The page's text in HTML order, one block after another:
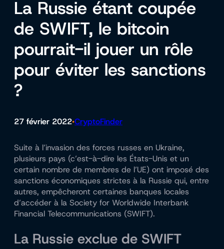
La Russie étant coupée
de SWIFT, le bitcoin
pourrait-il jouer un rôle
pour éviter les sanctions
?
27 février 2022•CryptoFinder
Suite à l’invasion des forces russes en Ukraine,
plusieurs pays (c’est-à-dire les États-Unis et un
certain nombre de membres de l’UE) ont imposé des
sanctions économiques strictes à la Russie qui, entre
autres, empêcheront certaines banques locales
d’accéder à la Society for Worldwide Interbank
Financial Telecommunications (SWIFT).
La Russie exclue de SWIFT